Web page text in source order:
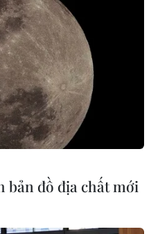
bản đồ địa chất mới